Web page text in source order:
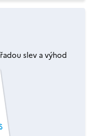
slev a výhod